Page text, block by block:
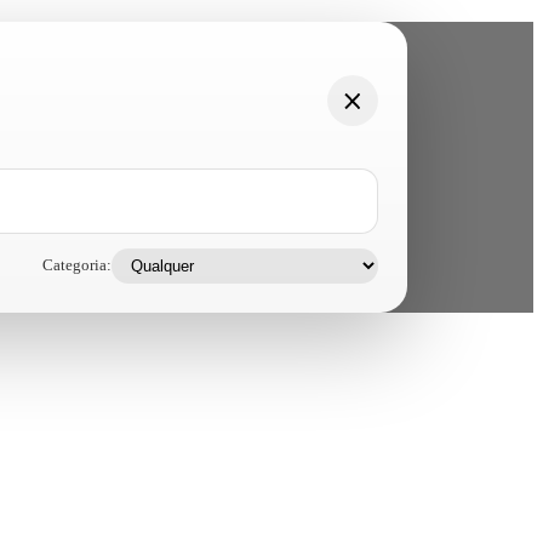
Categoria: